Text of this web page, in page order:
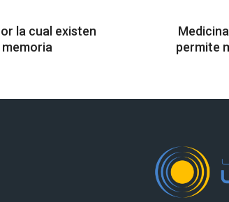
la cual existen
permite